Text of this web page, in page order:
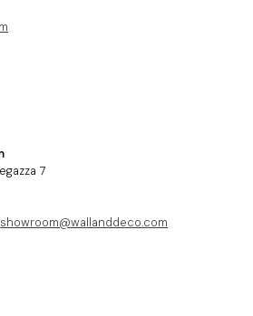
7
showroom@wallanddeco.com